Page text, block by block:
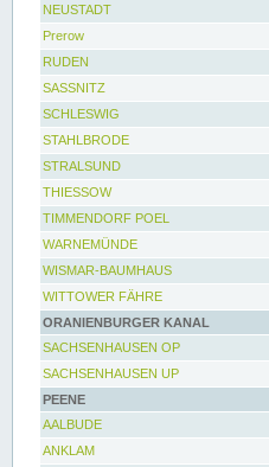
NEUSTADT
Prerow
RUDEN
SASSNITZ
SCHLESWIG
STAHLBRODE
STRALSUND
THIESSOW
TIMMENDORF POEL
WARNEMÜNDE
WISMAR-BAUMHAUS
WITTOWER FÄHRE
ORANIENBURGER KANAL
SACHSENHAUSEN OP
SACHSENHAUSEN UP
PEENE
AALBUDE
ANKLAM